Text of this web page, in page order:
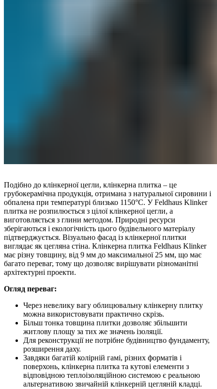
Подібно до клінкерної цегли, клінкерна плитка – це
грубокерамічна продукція, отримана з натуральної сировини і
обпалена при температурі близько 1150°C. У Feldhaus Klinker
плитка не розпилюється з цілої клінкерної цегли, а
виготовляється з глини методом. Природні ресурси
зберігаються і екологічність цього будівельного матеріалу
підтверджується. Візуально фасад із клінкерної плитки
виглядає як цегляна стіна. Клінкерна плитка Feldhaus Klinker
має різну товщину, від 9 мм до максимальної 25 мм, що має
багато переваг, тому що дозволяє вирішувати різноманітні
архітектурні проекти.
Огляд переваг:
Через невелику вагу облицювальну клінкерну плитку
можна використовувати практично скрізь.
Більш тонка товщина плитки дозволяє збільшити
житлову площу за тих же значень ізоляції.
Для реконструкції не потрібне будівництво фундаменту,
розширення даху.
Завдяки багатій колірній гамі, різних форматів і
поверхонь, клінкерна плитка та кутові елементи з
відповідною теплоізоляційною системою є реальною
альтернативою звичайній клінкерній цегляній кладці.